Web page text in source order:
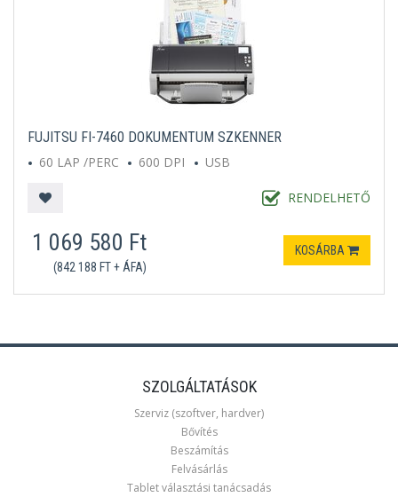
FUJITSU FI-7460 DOKUMENTUM SZKENNER
60 LAP /PERC
600 DPI USB
RENDELHETŐ
1 069 580 Ft
(842 188 FT + ÁFA)
KOSÁRBA
SZOLGÁLTATÁSOK
Szerviz (szoftver, hardver)
Bővítés
Beszámítás
Felvásárlás
Tablet választási tanácsadás